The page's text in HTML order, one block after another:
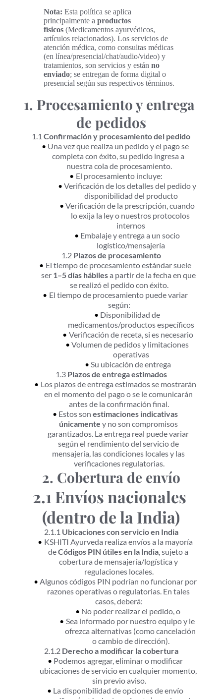
Nota: Esta política se aplica
principalmente a productos
físicos (Medicamentos ayurvédicos,
artículos relacionados). Los servicios de
atención médica, como consultas médicas
(en línea/presencial/chat/audio/video) y
tratamientos, son servicios y están no
enviado; se entregan de forma digital o
presencial según sus respectivos términos.
1. Procesamiento y entrega
de pedidos
1.1 Confirmación y procesamiento del pedido
Una vez que realiza un pedido y el pago se
completa con éxito, su pedido ingresa a
nuestra cola de procesamiento.
El procesamiento incluye:
Verificación de los detalles del pedido y
disponibilidad del producto
Verificación de la prescripción, cuando
lo exija la ley o nuestros protocolos
internos
Embalaje y entrega a un socio
logístico/mensajería
1.2 Plazos de procesamiento
El tiempo de procesamiento estándar suele
ser 1–5 días hábiles a partir de la fecha en que
se realizó el pedido con éxito.
El tiempo de procesamiento puede variar
según:
Disponibilidad de
medicamentos/productos específicos
Verificación de receta, si es necesario
Volumen de pedidos y limitaciones
operativas
Su ubicación de entrega
1.3 Plazos de entrega estimados
Los plazos de entrega estimados se mostrarán
en el momento del pago o se le comunicarán
antes de la confirmación final.
Estos son estimaciones indicativas
únicamente y no son compromisos
garantizados. La entrega real puede variar
según el rendimiento del servicio de
mensajería, las condiciones locales y las
verificaciones regulatorias.
2. Cobertura de envío
2.1 Envíos nacionales
(dentro de la India)
2.1.1 Ubicaciones con servicio en India
KSHITI Ayurveda realiza envíos a la mayoría
de Códigos PIN útiles en la India, sujeto a
cobertura de mensajería/logística y
regulaciones locales.
Algunos códigos PIN podrían no funcionar por
razones operativas o regulatorias. En tales
casos, deberá:
No poder realizar el pedido, o
Sea informado por nuestro equipo y le
ofrezca alternativas (como cancelación
o cambio de dirección).
2.1.2 Derecho a modificar la cobertura
Podemos agregar, eliminar o modificar
ubicaciones de servicio en cualquier momento,
sin previo aviso.
La disponibilidad de opciones de envío